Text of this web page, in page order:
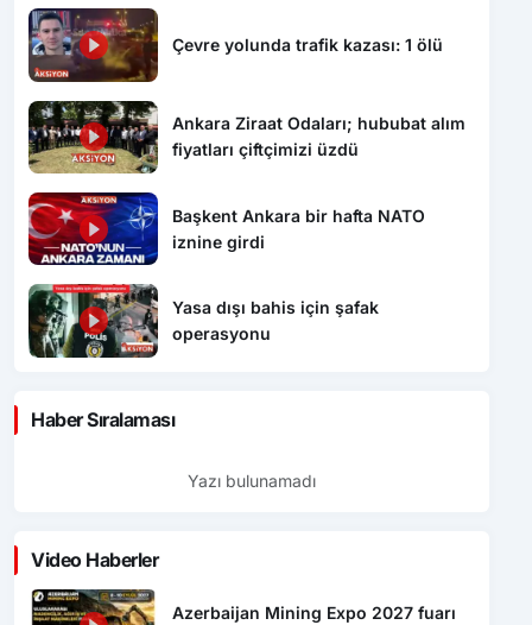
Çevre yolunda trafik kazası: 1 ölü
Ankara Ziraat Odaları; hububat alım
fiyatları çiftçimizi üzdü
Başkent Ankara bir hafta NATO
iznine girdi
Yasa dışı bahis için şafak
operasyonu
Haber Sıralaması
Yazı bulunamadı
Video Haberler
Azerbaijan Mining Expo 2027 fuarı